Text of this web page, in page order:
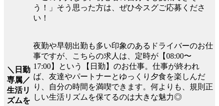
う！」そう思った方は、ぜひ今スグご応募くださ
い！
＼日勤
専属／
生活リ
ズムを
夜勤や早朝出勤も多い印象のあるドライバーのお仕
事ですが、こちらの求人は、定時が【08:00〜
17:00】という【日勤】のお仕事。仕事が終われ
ば、友達やパートナーとゆっくり夕食を楽しんだ
り、自分の時間を満喫できます。何よりも、規則正
しい生活リズムを保てるのは大きな魅力◎